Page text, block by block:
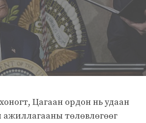
Цагаан ордон нь удаан
ажиллагааны төлөвлөгөөг